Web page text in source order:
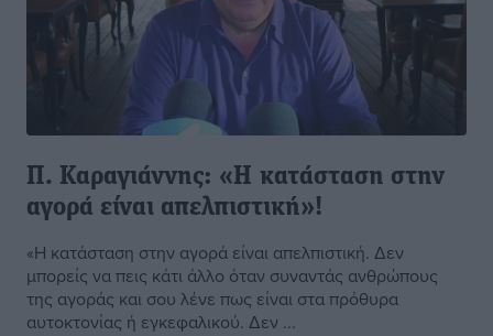
Π. Καραγιάννης: «Η κατάσταση στην
αγορά είναι απελπιστική»!
«Η κατάσταση στην αγορά είναι απελπιστική. Δεν
μπορείς να πεις κάτι άλλο όταν συναντάς ανθρώπους
της αγοράς και σου λένε πως είναι στα πρόθυρα
αυτοκτονίας ή εγκεφαλικού. Δεν ...